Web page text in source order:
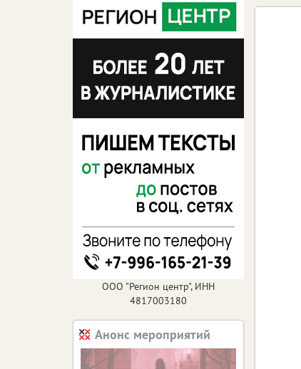
ООО "Регион центр", ИНН
4817003180
Анонс мероприятий